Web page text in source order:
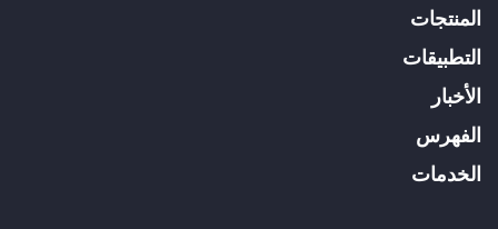
المنتجات
التطبيقات
الأخبار
الفهرس
الخدمات